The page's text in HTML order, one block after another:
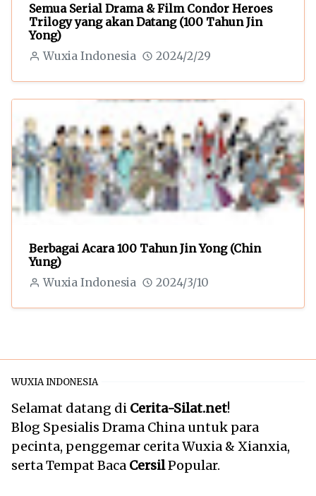
Semua Serial Drama & Film Condor Heroes
Trilogy yang akan Datang (100 Tahun Jin
Yong)
Wuxia Indonesia 2024/2/29
Berbagai Acara 100 Tahun Jin Yong (Chin
Yung)
Wuxia Indonesia 2024/3/10
WUXIA INDONESIA
Selamat datang di Cerita-Silat.net!
Blog Spesialis Drama China untuk para
pecinta, penggemar cerita Wuxia & Xianxia,
serta Tempat Baca CersilPopular.